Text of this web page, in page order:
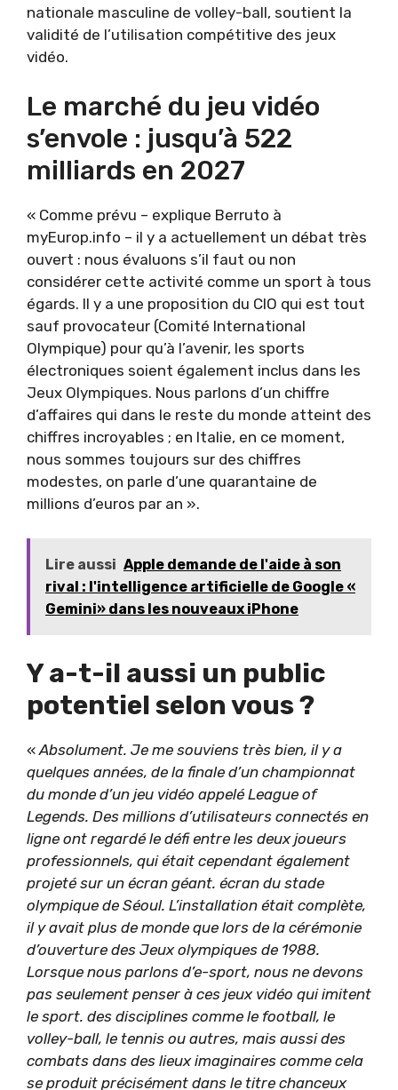
nationale masculine de volley-ball, soutient la
validité de l’utilisation compétitive des jeux
vidéo.
Le marché du jeu vidéo
s’envole : jusqu’à 522
milliards en 2027
« Comme prévu – explique Berruto à
myEurop.info – ​​il y a actuellement un débat très
ouvert : nous évaluons s’il faut ou non
considérer cette activité comme un sport à tous
égards. Il y a une proposition du CIO qui est tout
sauf provocateur (Comité International
Olympique) pour qu’à l’avenir, les sports
électroniques soient également inclus dans les
Jeux Olympiques. Nous parlons d’un chiffre
d’affaires qui dans le reste du monde atteint des
chiffres incroyables ; en Italie, en ce moment,
nous sommes toujours sur des chiffres
modestes, on parle d’une quarantaine de
millions d’euros par an ».
Lire aussi Apple demande de l'aide à son
rival : l'intelligence artificielle de Google «
Gemini» dans les nouveaux iPhone
Y a-t-il aussi un public
potentiel selon vous ?
«Absolument. Je me souviens très bien, il y a
quelques années, de la finale d’un championnat
du monde d’un jeu vidéo appelé League of
Legends. Des millions d’utilisateurs connectés en
ligne ont regardé le défi entre les deux joueurs
professionnels, qui était cependant également
projeté sur un écran géant. écran du stade
olympique de Séoul. L’installation était complète,
il y avait plus de monde que lors de la cérémonie
d’ouverture des Jeux olympiques de 1988.
Lorsque nous parlons d’e-sport, nous ne devons
pas seulement penser à ces jeux vidéo qui imitent
le sport. des disciplines comme le football, le
volley-ball, le tennis ou autres, mais aussi des
combats dans des lieux imaginaires comme cela
se produit précisément dans le titre chanceux